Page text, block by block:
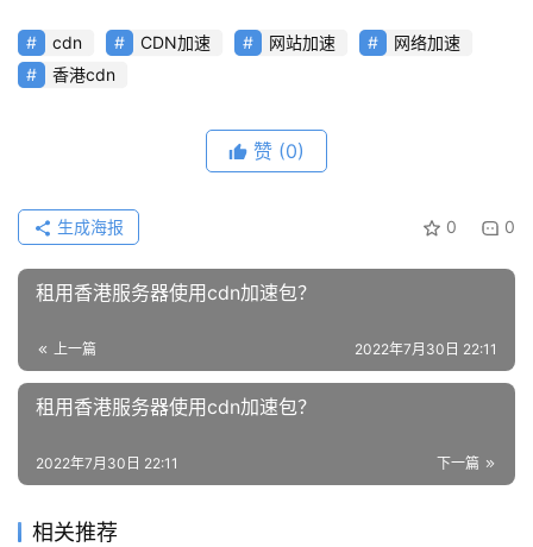
速
盾
cdn CDN加速 网站加速
网络加速
香港cdn
赞 (0)
0 0
生成海报
租用香港服务器使用cdn加速包？
上一篇 2022年7月30日 22:11
租用香港服务器使用cdn加速包？
下一篇
2022年7月30日 22:11
相关推荐